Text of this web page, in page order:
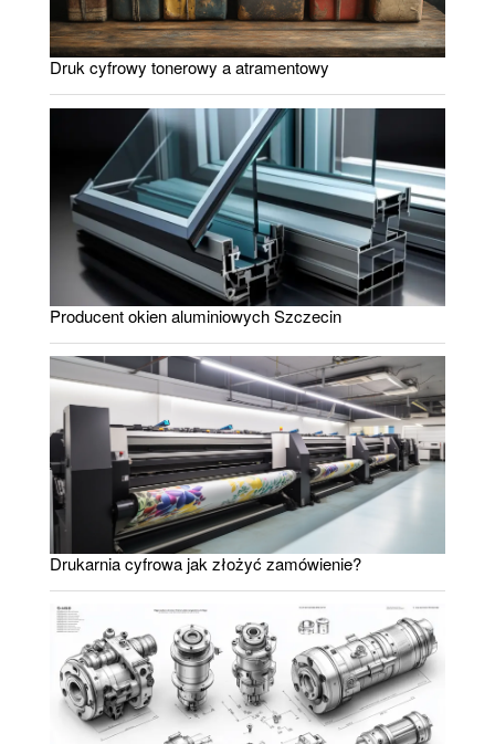
Druk cyfrowy tonerowy a atramentowy
Producent okien aluminiowych Szczecin
Drukarnia cyfrowa jak złożyć zamówienie?